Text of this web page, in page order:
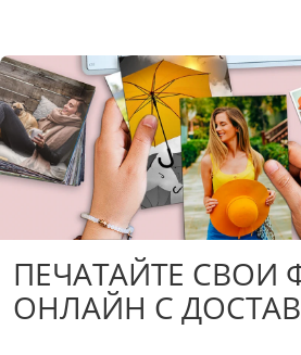
ПЕЧАТАЙТЕ СВОИ
ОНЛАЙН С